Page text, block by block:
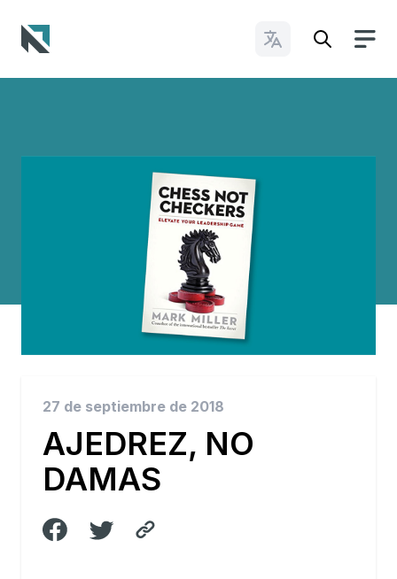
Cambiar idioma
27 de septiembre de 2018
AJEDREZ, NO
DAMAS